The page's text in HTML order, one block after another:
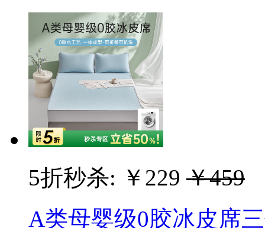
5折秒杀: ￥229 ￥459
A类母婴级0胶冰皮席